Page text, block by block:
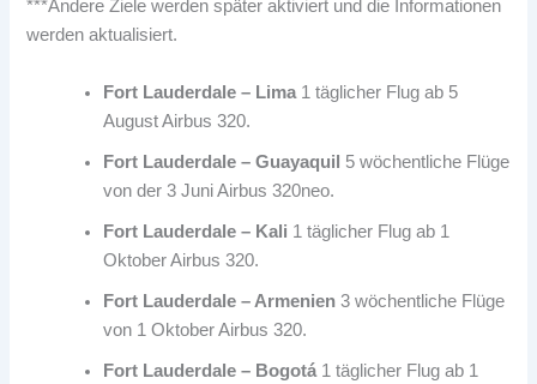
***Andere Ziele werden später aktiviert und die Informationen
werden aktualisiert.
Fort Lauderdale – Lima 1 täglicher Flug ab 5
August Airbus 320.
Fort Lauderdale – Guayaquil 5 wöchentliche Flüge
von der 3 Juni Airbus 320neo.
Fort Lauderdale – Kali 1 täglicher Flug ab 1
Oktober Airbus 320.
Fort Lauderdale – Armenien 3 wöchentliche Flüge
von 1 Oktober Airbus 320.
Fort Lauderdale – Bogotá 1 täglicher Flug ab 1